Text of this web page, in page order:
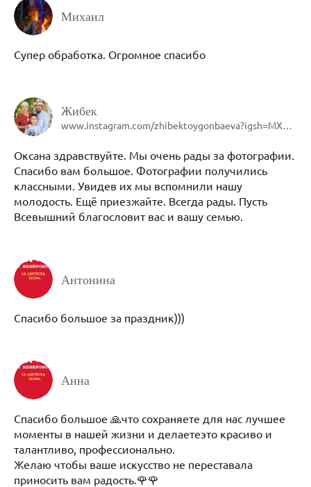
Михаил
Супер обработка. Огромное спасибо
Жибек
www.instagram.com/zhibektoygonbaeva?igsh=MXR6cmp2anE1d2Y5eQ==
Оксана здравствуйте. Мы очень рады за фотографии.
Спасибо вам большое. Фотографии получились
классными. Увидев их мы вспомнили нашу
молодость. Ещё приезжайте. Всегда рады. Пусть
Всевышний благословит вас и вашу семью.
Антонина
Спасибо большое за праздник)))
Анна
Спасибо большое 🙏что сохраняете для нас лучшее
моменты в нашей жизни и делаетеэто красиво и
талантливо, профессионально.
Желаю чтобы ваше искусство не переставала
приносить вам радость.🌹🌹